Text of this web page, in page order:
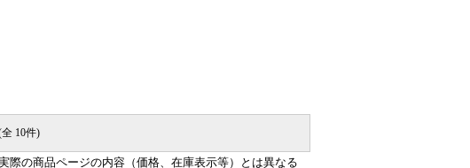
10件)
の商品ページの内容（価格、在庫表示等）とは異なる